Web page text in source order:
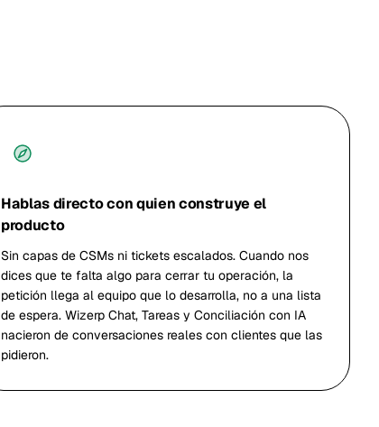
Hablas directo con quien construye el
producto
Sin capas de CSMs ni tickets escalados. Cuando nos
dices que te falta algo para cerrar tu operación, la
petición llega al equipo que lo desarrolla, no a una lista
de espera. Wizerp Chat, Tareas y Conciliación con IA
nacieron de conversaciones reales con clientes que las
pidieron.